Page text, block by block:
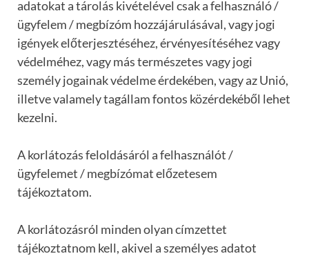
adatokat a tárolás kivételével csak a felhasználó /
ügyfelem / megbízóm hozzájárulásával, vagy jogi
igények előterjesztéséhez, érvényesítéséhez vagy
védelméhez, vagy más természetes vagy jogi
személy jogainak védelme érdekében, vagy az Unió,
illetve valamely tagállam fontos közérdekéből lehet
kezelni.
A korlátozás feloldásáról a felhasználót /
ügyfelemet / megbízómat előzetesem
tájékoztatom.
A korlátozásról minden olyan címzettet
tájékoztatnom kell, akivel a személyes adatot